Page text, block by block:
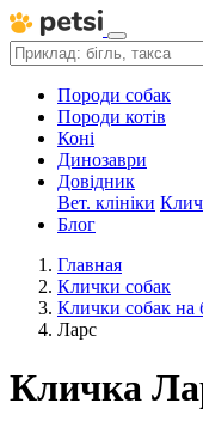
Породи собак
Породи котів
Коні
Динозаври
Довідник
Вет. клініки
Блог
Главная
Клички собак
Клички собак на
Ларс
Кличка